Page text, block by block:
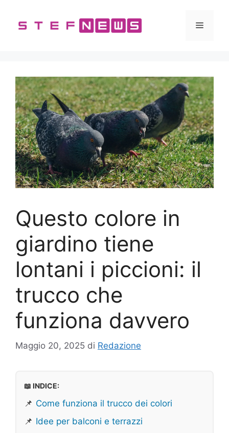
contenuto
Menu
Questo colore in
giardino tiene
lontani i piccioni: il
trucco che
funziona davvero
Maggio 20, 2025 di Redazione
📖 INDICE:
📌 Come funziona il trucco dei colori
📌 Idee per balconi e terrazzi